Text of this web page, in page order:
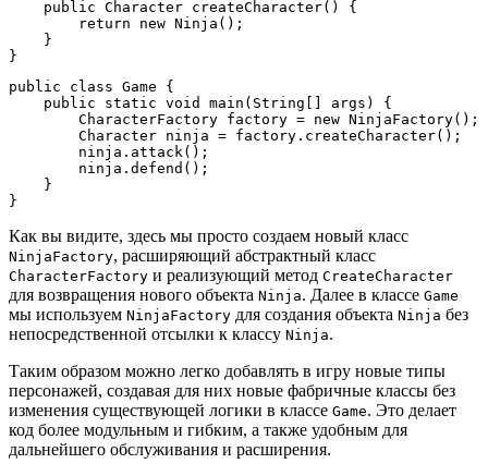
    public Character createCharacter() {
        return new Ninja();
    }
}
public class Game {
    public static void main(String[] args) {
        CharacterFactory factory = new NinjaFactory();
        Character ninja = factory.createCharacter();
        ninja.attack();
        ninja.defend();
    }
}
Как вы видите, здесь мы просто создаем новый класс
NinjaFactory, расширяющий абстрактный класс
CharacterFactory и реализующий метод CreateCharacter
для возвращения нового объекта Ninja. Далее в классе Game
мы используем NinjaFactory для создания объекта Ninja без
непосредственной отсылки к классу Ninja.
Таким образом можно легко добавлять в игру новые типы
персонажей, создавая для них новые фабричные классы без
изменения существующей логики в классе Game. Это делает
код более модульным и гибким, а также удобным для
дальнейшего обслуживания и расширения.